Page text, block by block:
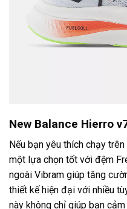
New Balance Hierro
Nếu bạn yêu thích chạy
một lựa chọn tốt với đệm
ngoài Vibram giúp tăng
thiết kế hiện đại với nhiều
này không chỉ giúp bạn